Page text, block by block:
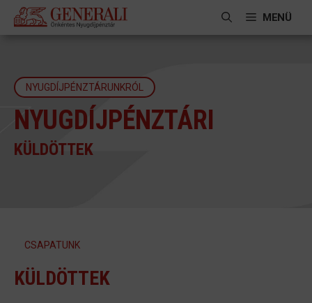
Kilépés
tartalomba
MENÜ
NYUGDÍJPÉNZTÁRUNKRÓL
NYUGDÍJPÉNZTÁRI
KÜLDÖTTEK
CSAPATUNK
KÜLDÖTTEK